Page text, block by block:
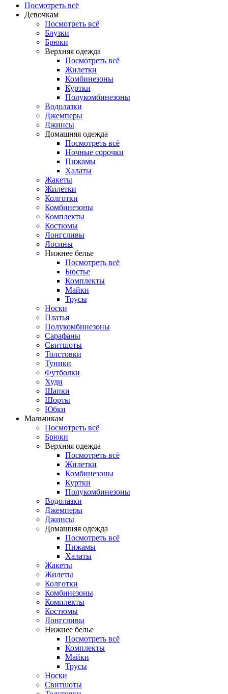
Посмотреть всё
Девочкам
Посмотреть всё
Блузки
Брюки
Верхняя одежда
Посмотреть всё
Жилетки
Комбинезоны
Куртки
Полукомбинезоны
Водолазки
Джемперы
Джинсы
Домашняя одежда
Посмотреть всё
Ночные сорочки
Пижамы
Халаты
Жакеты
Жилетки
Колготки
Комбинезоны
Комплекты
Костюмы
Лонгсливы
Лосины
Нижнее белье
Посмотреть всё
Бюстье
Комплекты
Майки
Трусы
Носки
Платья
Полукомбинезоны
Сарафаны
Свитшоты
Толстовки
Туники
Футболки
Худи
Шапки
Шорты
Юбки
Мальчикам
Посмотреть всё
Брюки
Верхняя одежда
Посмотреть всё
Жилетки
Комбинезоны
Куртки
Полукомбинезоны
Водолазки
Джемперы
Джинсы
Домашняя одежда
Посмотреть всё
Пижамы
Халаты
Жакеты
Жилеты
Колготки
Комбинезоны
Комплекты
Костюмы
Лонгсливы
Нижнее белье
Посмотреть всё
Комплекты
Майки
Трусы
Носки
Свитшоты